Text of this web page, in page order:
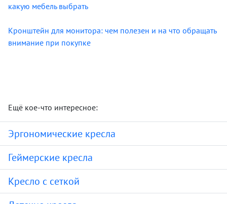
какую мебель выбрать
Кронштейн для монитора: чем полезен и на что обращать
внимание при покупке
Ещё кое-что интересное:
Эргономические кресла
Геймерские кресла
Кресло с сеткой